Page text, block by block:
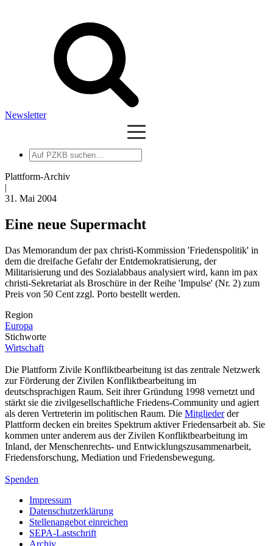
Newsletter
Auf
PZKB
suchen
Plattform-Archiv
|
31. Mai 2004
Eine neue Supermacht
Das Memorandum der pax christi-Kommission 'Friedenspolitik' in
dem die dreifache Gefahr der Entdemokratisierung, der
Militarisierung und des Sozialabbaus analysiert wird, kann im pax
christi-Sekretariat als Broschüre in der Reihe 'Impulse' (Nr. 2) zum
Preis von 50 Cent zzgl. Porto bestellt werden.
Region
Europa
Stichworte
Wirtschaft
Die Plattform Zivile Konfliktbearbeitung ist das zentrale Netzwerk
zur Förderung der Zivilen Konfliktbearbeitung im
deutschsprachigen Raum. Seit ihrer Gründung 1998 vernetzt und
stärkt sie die zivilgesellschaftliche Friedens-Community und agiert
als deren Vertreterin im politischen Raum. Die Mitgliederder
Plattform decken ein breites Spektrum aktiver Friedensarbeit ab. Sie
kommen unter anderem aus der Zivilen Konfliktbearbeitung im
Inland, der Menschenrechts- und Entwicklungszusammenarbeit,
Friedensforschung, Mediation und Friedensbewegung.
Spenden
Impressum
Datenschutzerklärung
Stellenangebot einreichen
SEPA-Lastschrift
Archiv